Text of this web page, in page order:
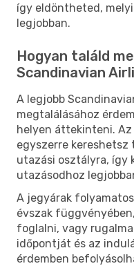
így eldöntheted,
legjobban.
Hogyan találd
Scandinavian
A legjobb
megtalálásához
helyen áttekinteni. Az
egyszerre kereshetsz
utazási osztályra, így
utazásodhoz
A jegyárak
évszak
foglalni, vagy
időpontját és az
érdemben